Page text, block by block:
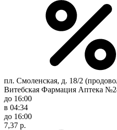
пл. Смоленская, д. 18/2
Витебская Фармация Аптека
до 16:00
в 04:34
до 16:00
7,37 р.